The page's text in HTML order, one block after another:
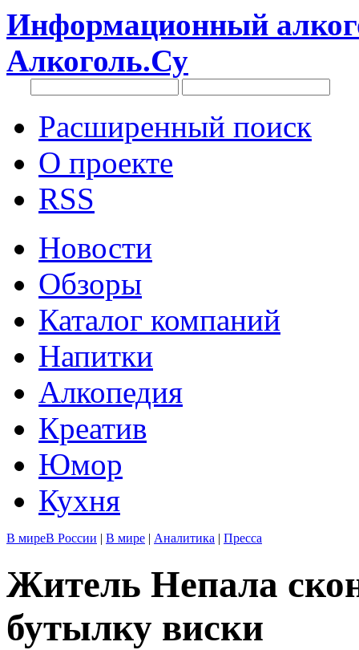
Информационный
Алкоголь.Су
Расширенный поиск
О проекте
RSS
Новости
Обзоры
Каталог компаний
Напитки
Алкопедия
Креатив
Юмор
Кухня
В миреВ России | В мире | Аналитика | Пресса
Житель Непала
бутылку виски